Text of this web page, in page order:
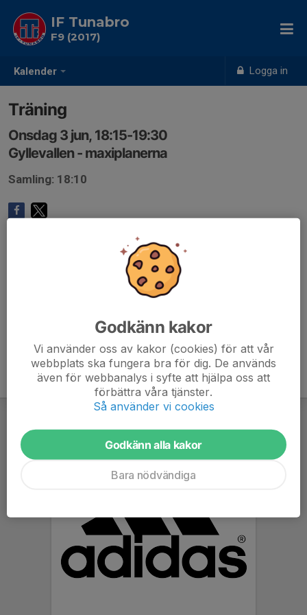
Kalender Logga in
IF Tunabro
F9 (2017)
Träning
Onsdag 3 jun, 18:15-19:30
Gyllevallen - maxiplanerna
Samling: 18:10
Godkänn kakor
Vi använder oss av kakor (cookies) för att vår
webbplats ska fungera bra för dig. De används
även för webbanalys i syfte att hjälpa oss att
förbättra våra tjänster.
Så använder vi cookies
Godkänn alla kakor
Bara nödvändiga